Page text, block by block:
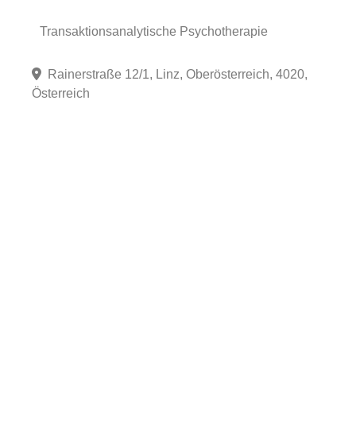
Transaktionsanalytische Psychotherapie
Rainerstraße 12/1, Linz, Oberösterreich, 4020,
Österreich